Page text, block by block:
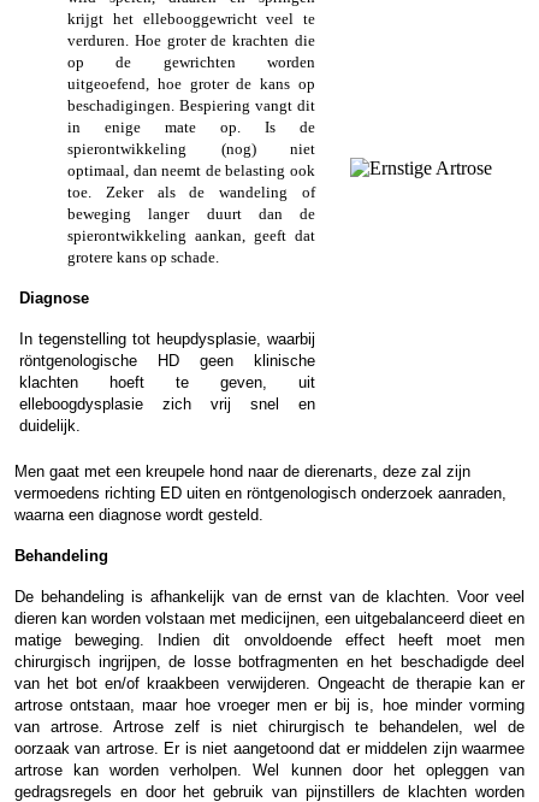
krijgt het ellebooggewricht veel te
verduren. Hoe groter de krachten die
op de gewrichten worden
uitgeoefend, hoe groter de kans op
beschadigingen. Bespiering vangt dit
in enige mate op. Is de
spierontwikkeling (nog) niet
optimaal, dan neemt de belasting ook
toe. Zeker als de wandeling of
beweging langer duurt dan de
spierontwikkeling aankan, geeft dat
grotere kans op schade.
Diagnose
In tegenstelling tot heupdysplasie, waarbij
röntgenologische HD geen klinische
klachten hoeft te geven, uit
elleboogdysplasie zich vrij snel en
duidelijk.
Men gaat met een kreupele hond naar de dierenarts, deze zal zijn
vermoedens richting ED uiten en röntgenologisch onderzoek aanraden,
waarna een diagnose wordt gesteld.
Behandeling
De behandeling is afhankelijk van de ernst van de klachten. Voor veel
dieren kan worden volstaan met medicijnen, een uitgebalanceerd dieet en
matige beweging. Indien dit onvoldoende effect heeft moet men
chirurgisch ingrijpen, de losse botfragmenten en het beschadigde deel
van het bot en/of kraakbeen verwijderen. Ongeacht de therapie kan er
artrose ontstaan, maar hoe vroeger men er bij is, hoe minder vorming
van artrose. Artrose zelf is niet chirurgisch te behandelen, wel de
oorzaak van artrose. Er is niet aangetoond dat er middelen zijn waarmee
artrose kan worden verholpen. Wel kunnen door het opleggen van
gedragsregels en door het gebruik van pijnstillers de klachten worden